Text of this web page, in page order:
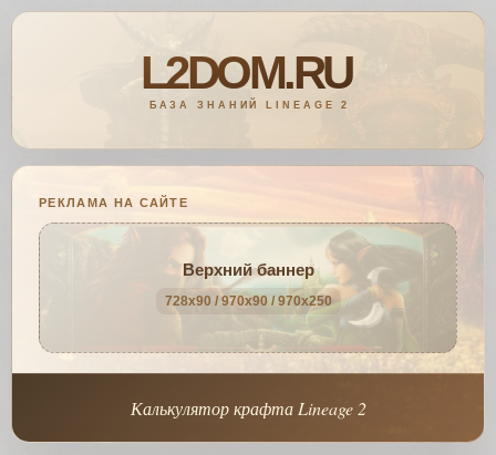
РЕКЛАМА НА САЙТЕ
Верхний баннер
728x90 / 970x90 / 970x250
Калькулятор крафта Lineage 2